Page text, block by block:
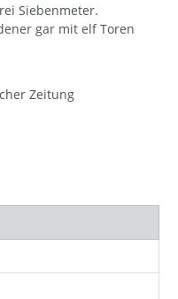
Siebenmeter.
gar mit elf Toren
Zeitung